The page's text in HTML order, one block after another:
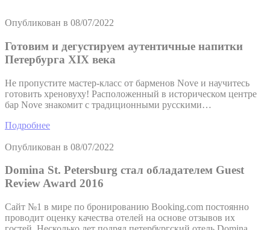
Опубликован в 08/07/2022
Готовим и дегустируем аутентичные напитки
Петербурга XIX века
Не пропустите мастер-класс от барменов Nove и научитесь
готовить хреновуху! Pасположенный в историческом центре
бар Nove знакомит с традиционными русскими…
Подробнее
Опубликован в 08/07/2022
Domina St. Petersburg стал обладателем Guest
Review Award 2016
Сайт №1 в мире по бронированию Booking.com постоянно
проводит оценку качества отелей на основе отзывов их